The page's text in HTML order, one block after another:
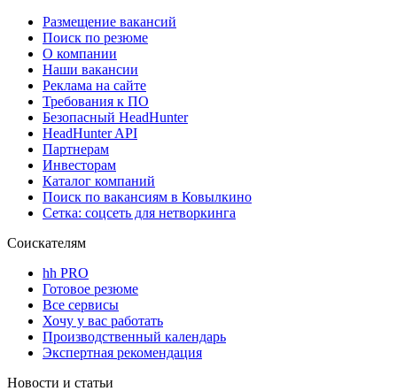
Размещение вакансий
Поиск по резюме
О компании
Наши вакансии
Реклама на сайте
Требования к ПО
Безопасный HeadHunter
HeadHunter API
Партнерам
Инвесторам
Каталог компаний
Поиск по вакансиям в Ковылкино
Сетка: соцсеть для нетворкинга
Соискателям
hh PRO
Готовое резюме
Все сервисы
Хочу у вас работать
Производственный календарь
Экспертная рекомендация
Новости и статьи